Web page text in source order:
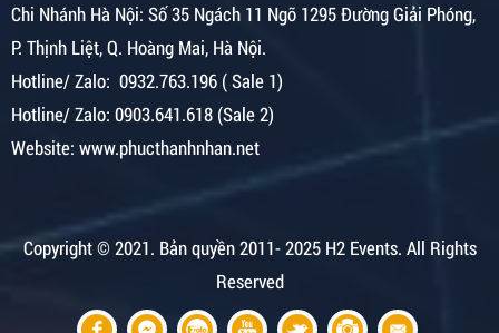
Chi Nhánh Hà Nội: Số 35 Ngách 11 Ngõ 1295 Đường Giải Phóng,
P. Thịnh Liệt, Q. Hoàng Mai, Hà Nội.
Hotline/ Zalo: 0932.763.196 ( Sale 1)
Hotline/ Zalo: 0903.641.618 (Sale 2)
Website: www.phucthanhnhan.net
Copyright © 2021. Bản quyền 2011- 2025 H2 Events. All Rights
Reserved